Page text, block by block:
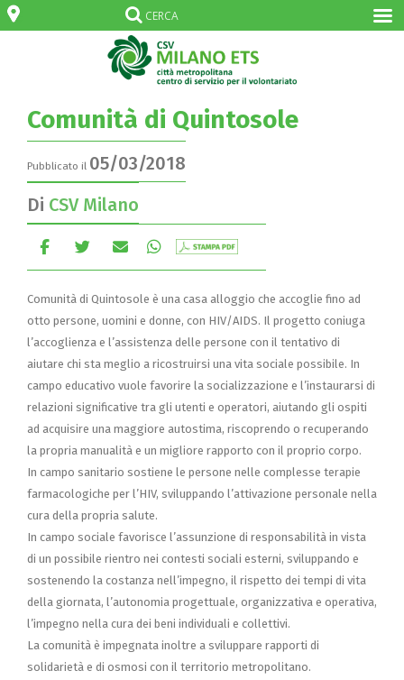
Comunità di Quintosole
Pubblicato il 05/03/2018
Di CSV Milano
Comunità di Quintosole è una casa alloggio che accoglie fino ad
otto persone, uomini e donne, con HIV/AIDS. Il progetto coniuga
l’accoglienza e l’assistenza delle persone con il tentativo di
aiutare chi sta meglio a ricostruirsi una vita sociale possibile. In
campo educativo vuole favorire la socializzazione e l’instaurarsi di
relazioni significative tra gli utenti e operatori, aiutando gli ospiti
ad acquisire una maggiore autostima, riscoprendo o recuperando
la propria manualità e un migliore rapporto con il proprio corpo.
In campo sanitario sostiene le persone nelle complesse terapie
farmacologiche per l’HIV, sviluppando l’attivazione personale nella
cura della propria salute.
In campo sociale favorisce l’assunzione di responsabilità in vista
di un possibile rientro nei contesti sociali esterni, sviluppando e
sostenendo la costanza nell’impegno, il rispetto dei tempi di vita
della giornata, l’autonomia progettuale, organizzativa e operativa,
l’impegno nella cura dei beni individuali e collettivi.
La comunità è impegnata inoltre a sviluppare rapporti di
solidarietà e di osmosi con il territorio metropolitano.